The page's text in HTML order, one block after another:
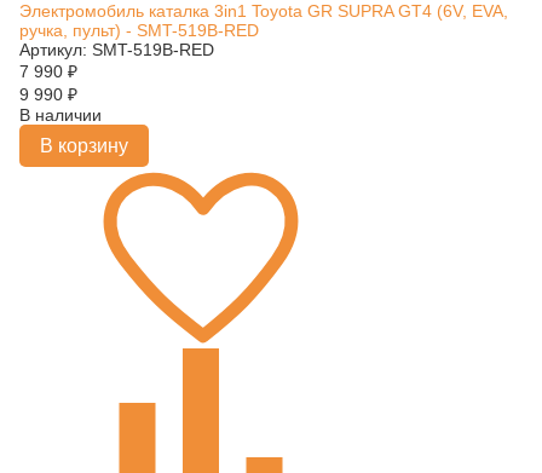
Электромобиль каталка 3in1 Toyota GR SUPRA GT4 (6V, EVA,
ручка, пульт) - SMT-519B-RED
Артикул: SMT-519B-RED
7 990 ₽
9 990 ₽
В наличии
В корзину